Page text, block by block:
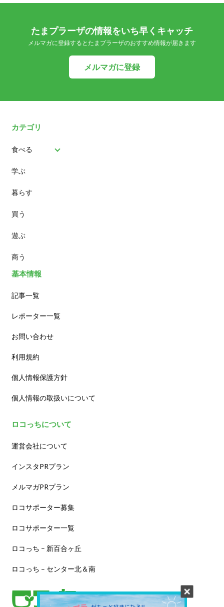
たまプラーザの情報をいち早くキャッチ
メルマガに登録するとたまプラーザのおすすめ情報が届きます
メルマガに登録
カテゴリ
食べる
パン
スイーツ
ランチ
カフェ
学ぶ
暮らす
買う
遊ぶ
商う
基本情報
記事一覧
レポーター一覧
お問い合わせ
利用規約
個人情報保護方針
個人情報の取扱いについて
ロコっちについて
運営会社について
インスタPRプラン
メルマガPRプラン
ロコサポーター募集
ロコサポーター一覧
ロコっち – 新百合ヶ丘
ロコっち – センター北＆南